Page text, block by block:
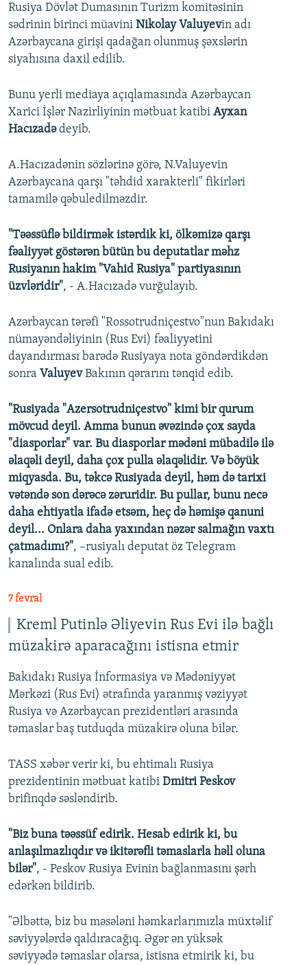
Rusiya Dövlət Dumasının Turizm komitəsinin
sədrinin birinci müavini Nikolay Valuyevin adı
Azərbaycana girişi qadağan olunmuş şəxslərin
siyahısına daxil edilib.
Bunu yerli mediaya açıqlamasında Azərbaycan
Xarici İşlər Nazirliyinin mətbuat katibi Ayxan
Hacızadədeyib.
A.Hacızadənin sözlərinə görə, N.Valuyevin
Azərbaycana qarşı "təhdid xarakterli" fikirləri
tamamilə qəbuledilməzdir.
"Təəssüflə bildirmək istərdik ki, ölkəmizə qarşı
fəaliyyət göstərən bütün bu deputatlar məhz
Rusiyanın hakim "Vahid Rusiya" partiyasının
üzvləridir", - A.Hacızadə vurğulayıb.
Azərbaycan tərəfi "Rossotrudniçestvo"nun Bakıdakı
nümayəndəliyinin (Rus Evi) fəaliyyətini
dayandırması barədə Rusiyaya nota göndərdikdən
sonra ValuyevBakının qərarını tənqid edib.
"Rusiyada "Azersotrudniçestvo" kimi bir qurum
mövcud deyil. Amma bunun əvəzində çox sayda
"diasporlar" var. Bu diasporlar mədəni mübadilə ilə
əlaqəli deyil, daha çox pulla əlaqəlidir. Və böyük
miqyasda. Bu, təkcə Rusiyada deyil, həm də tarixi
vətəndə son dərəcə zəruridir. Bu pullar, bunu necə
daha ehtiyatla ifadə etsəm, heç də həmişə qanuni
deyil... Onlara daha yaxından nəzər salmağın vaxtı
çatmadımı?", –rusiyalı deputat öz Telegram
kanalında sual edib.
7 fevral
Kreml Putinlə Əliyevin Rus Evi ilə bağlı
müzakirə aparacağını istisna etmir
Bakıdakı Rusiya İnformasiya və Mədəniyyət
Mərkəzi (Rus Evi) ətrafında yaranmış vəziyyət
Rusiya və Azərbaycan prezidentləri arasında
təmaslar baş tutduqda müzakirə oluna bilər.
TASS xəbər verir ki, bu ehtimalı Rusiya
prezidentinin mətbuat katibi Dmitri Peskov
brifinqdə səsləndirib.
"Biz buna təəssüf edirik. Hesab edirik ki, bu
anlaşılmazlıqdır və ikitərəfli təmaslarla həll oluna
bilər", - Peskov Rusiya Evinin bağlanmasını şərh
edərkən bildirib.
"Əlbəttə, biz bu məsələni həmkarlarımızla müxtəlif
səviyyələrdə qaldıracağıq. Əgər ən yüksək
səviyyədə təmaslar olarsa, istisna etmirik ki, bu